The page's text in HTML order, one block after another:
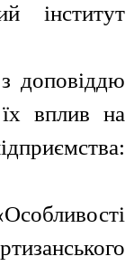
інститут
доповіддю
вплив на